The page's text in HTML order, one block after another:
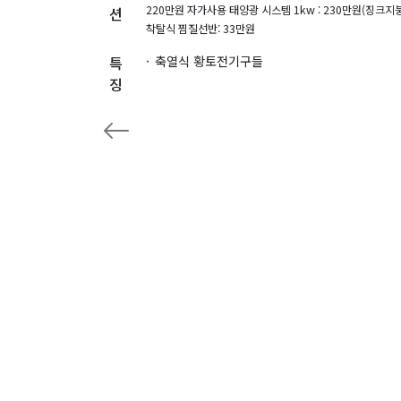
션
220만원 자가사용 태양광 시스템 1kw : 230만원(징크지
착탈식 찜질선반: 33만원
특
징
축열식 황토전기구들